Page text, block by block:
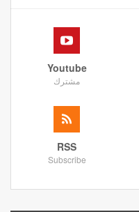
Youtube
مشترك
RSS
Subscribe